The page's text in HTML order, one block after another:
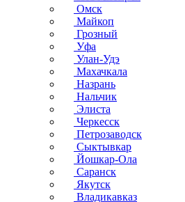
Омск
Майкоп
Грозный
Уфа
Улан-Удэ
Махачкала
Назрань
Нальчик
Элиста
Черкесск
Петрозаводск
Сыктывкар
Йошкар-Ола
Саранск
Якутск
Владикавказ